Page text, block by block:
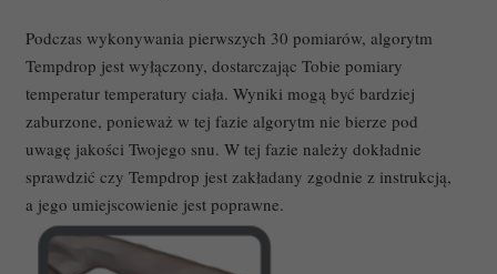
Podczas wykonywania pierwszych 30 pomiarów, algorytm
Tempdrop jest wyłączony, dostarczając Tobie pomiary
temperatur temperatury ciała. Wyniki mogą być bardziej
zaburzone, ponieważ w tej fazie algorytm nie bierze pod
uwagę jakości Twojego snu. W tej fazie należy dokładnie
sprawdzić czy Tempdrop jest zakładany zgodnie z instrukcją,
a jego umiejscowienie jest poprawne.